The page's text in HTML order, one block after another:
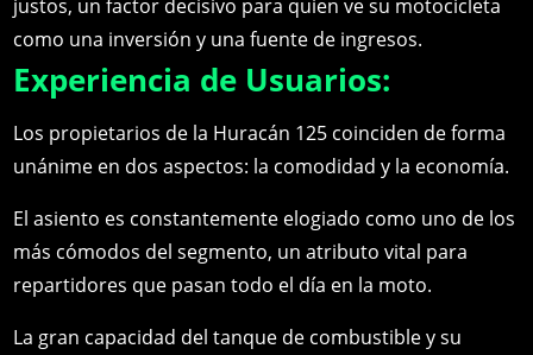
justos, un factor decisivo para quien ve su motocicleta
como una inversión y una fuente de ingresos.
Experiencia de Usuarios:
Los propietarios de la Huracán 125 coinciden de forma
unánime en dos aspectos: la comodidad y la economía.
El asiento es constantemente elogiado como uno de los
más cómodos del segmento, un atributo vital para
repartidores que pasan todo el día en la moto.
La gran capacidad del tanque de combustible y su